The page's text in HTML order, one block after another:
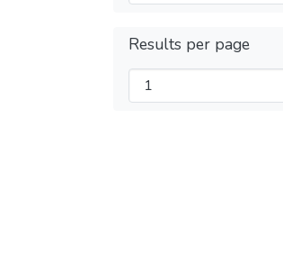
Results per page